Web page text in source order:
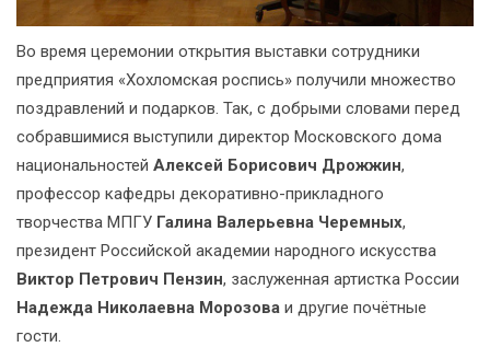
Во время церемонии открытия выставки сотрудники
предприятия «Хохломская роспись» получили множество
поздравлений и подарков. Так, с добрыми словами перед
собравшимися выступили директор Московского дома
национальностей Алексей Борисович Дрожжин,
профессор кафедры декоративно-прикладного
творчества МПГУ Галина Валерьевна Черемных,
президент Российской академии народного искусства
Виктор Петрович Пензин, заслуженная артистка России
Надежда Николаевна Морозова и другие почётные
гости.